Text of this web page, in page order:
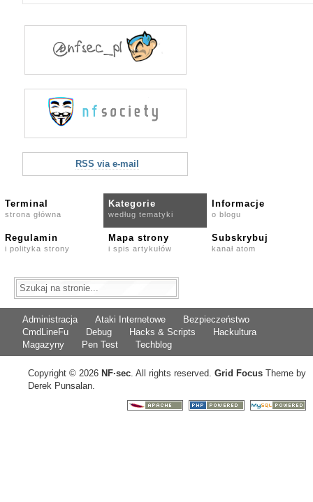
RSS via e-mail
Terminal
strona główna
Kategorie
według tematyki
Informacje
o blogu
Regulamin
i polityka strony
Mapa strony
i spis artykułów
Subskrybuj
kanał atom
Administracja Ataki Internetowe
Bezpieczeństwo
CmdLineFu
Debug Hacks & Scripts
Hackultura
Magazyny
Pen Test Techblog
Copyright © 2026 NF·sec. All rights reserved. Grid Focus Theme by
Derek Punsalan.